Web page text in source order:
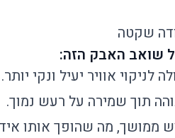
שקטה
לניקוי אוויר יעיל ונקי יותר.
תוך שמירה על רעש נמוך.
ממושך, מה שהופך אותו